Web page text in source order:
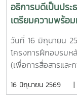
อธิการบดีเป็นปร
เตรียมความพร้อ
เขียนเอกสารวิชา
รัฐบาลไทยระดับ
วันที่ 16 มิถุนายน
โครงการฝึกอบรมห
(เพื่อการสื่อสารและ
ทรัพยากรมนุษย์ ภา
16 มิถุนายน